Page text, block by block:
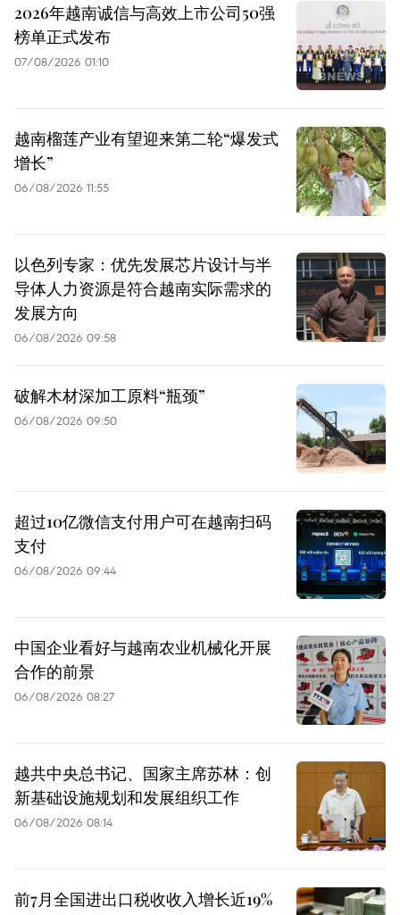
2026年越南诚信与高效上市公司50强
榜单正式发布
07/08/2026 01:10
越南榴莲产业有望迎来第二轮“爆发式
增长”
06/08/2026 11:55
以色列专家：优先发展芯片设计与半
导体人力资源是符合越南实际需求的
发展方向
06/08/2026 09:58
破解木材深加工原料“瓶颈”
06/08/2026 09:50
超过10亿微信支付用户可在越南扫码
支付
06/08/2026 09:44
中国企业看好与越南农业机械化开展
合作的前景
06/08/2026 08:27
越共中央总书记、国家主席苏林：创
新基础设施规划和发展组织工作
06/08/2026 08:14
前7月全国进出口税收收入增长近19%